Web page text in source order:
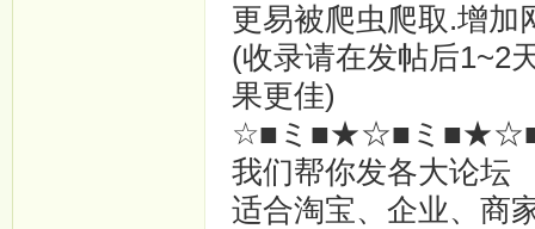
更易被爬虫爬取.增加
(收录请在发帖后1~2
果更佳)
☆■ミ■★☆■ミ
我们帮你发各大论坛
适合淘宝、企业、